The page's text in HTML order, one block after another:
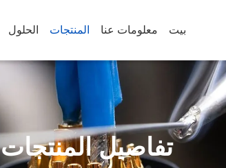
بيت معلومات عنا المنتجات الحلول
تفاصيل المنتجات